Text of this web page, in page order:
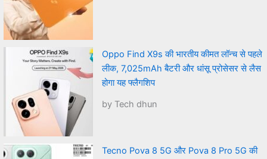
Oppo Find X9s की भारतीय कीमत लॉन्च से पहले
लीक, 7,025mAh बैटरी और धांसू प्रोसेसर से लैस
होगा यह फ्लैगशिप
by Tech dhun
Tecno Pova 8 5G और Pova 8 Pro 5G की